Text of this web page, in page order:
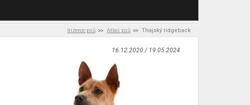
Inzerce psů Atlas psů Thajský ridgeback
16.12.2020 / 19.05.2024